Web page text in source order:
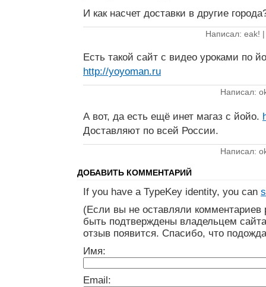
И как насчет доставки в другие
Написал: eak!
Есть такой сайт с видео уроками по
http://yoyoman.ru
Написал:
А вот, да есть ещё инет магаз с йойо.
Доставляют по всей России.
Написал:
ДОБАВИТЬ КОММЕНТАРИЙ
If you have a TypeKey identity, you can
(Если вы не оставляли
быть подтверждены владельцем
отзыв появится. Спасибо, что
Имя:
Email: